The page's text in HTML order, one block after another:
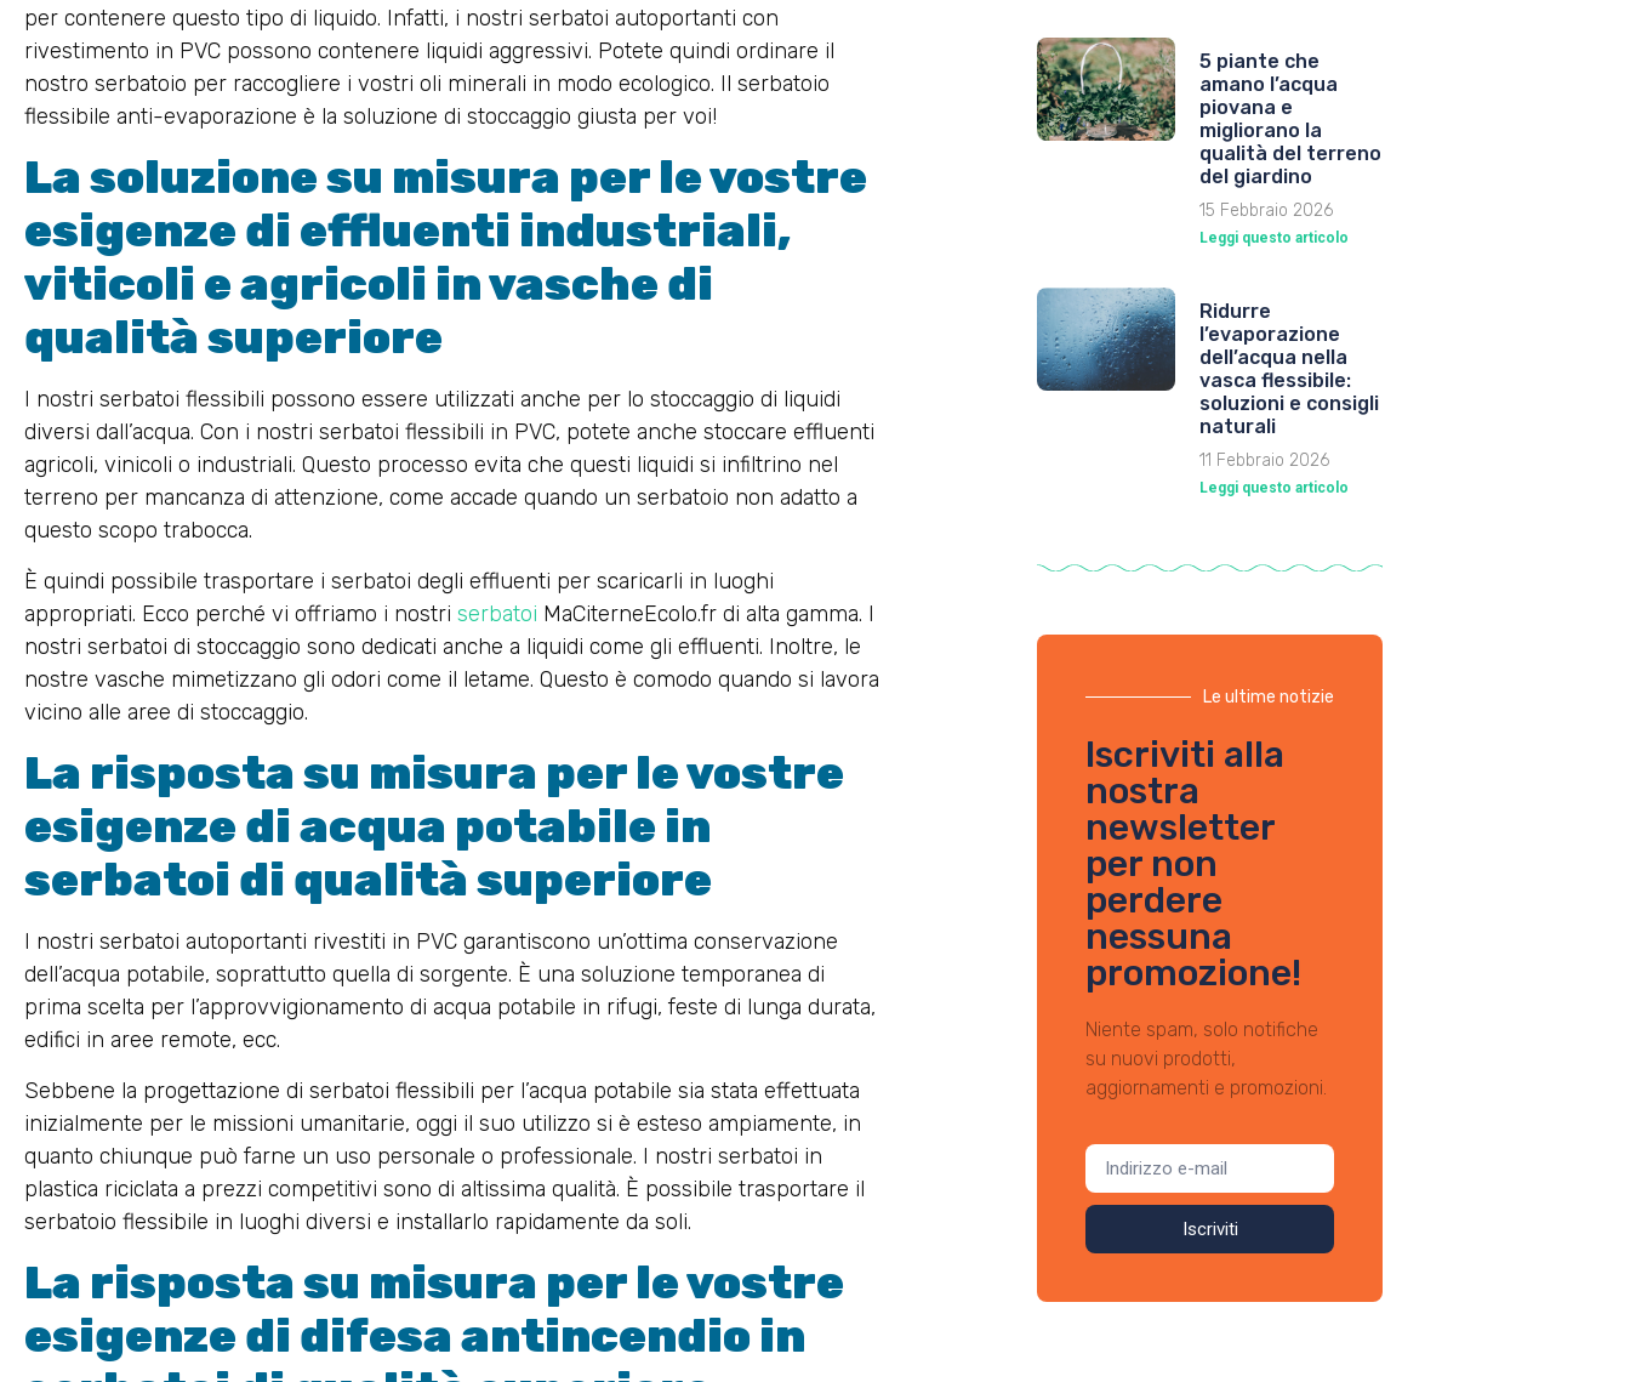
per contenere questo tipo di liquido. Infatti, i nostri serbatoi autoportanti con
rivestimento in PVC possono contenere liquidi aggressivi. Potete quindi ordinare il
nostro serbatoio per raccogliere i vostri oli minerali in modo ecologico. Il serbatoio
flessibile anti-evaporazione è la soluzione di stoccaggio giusta per voi!
La soluzione su misura per le vostre
esigenze di effluenti industriali,
viticoli e agricoli in vasche di
qualità superiore
I nostri serbatoi flessibili possono essere utilizzati anche per lo stoccaggio di liquidi
diversi dall’acqua. Con i nostri serbatoi flessibili in PVC, potete anche stoccare effluenti
agricoli, vinicoli o industriali. Questo processo evita che questi liquidi si infiltrino nel
terreno per mancanza di attenzione, come accade quando un serbatoio non adatto a
questo scopo trabocca.
È quindi possibile trasportare i serbatoi degli effluenti per scaricarli in luoghi
appropriati. Ecco perché vi offriamo i nostri serbatoi MaCiterneEcolo.fr di alta gamma. I
nostri serbatoi di stoccaggio sono dedicati anche a liquidi come gli effluenti. Inoltre, le
nostre vasche mimetizzano gli odori come il letame. Questo è comodo quando si lavora
vicino alle aree di stoccaggio.
La risposta su misura per le vostre
esigenze di acqua potabile in
serbatoi di qualità superiore
I nostri serbatoi autoportanti rivestiti in PVC garantiscono un’ottima conservazione
dell’acqua potabile, soprattutto quella di sorgente. È una soluzione temporanea di
prima scelta per l’approvvigionamento di acqua potabile in rifugi, feste di lunga durata,
edifici in aree remote, ecc.
Sebbene la progettazione di serbatoi flessibili per l’acqua potabile sia stata effettuata
inizialmente per le missioni umanitarie, oggi il suo utilizzo si è esteso ampiamente, in
quanto chiunque può farne un uso personale o professionale. I nostri serbatoi in
plastica riciclata a prezzi competitivi sono di altissima qualità. È possibile trasportare il
serbatoio flessibile in luoghi diversi e installarlo rapidamente da soli.
La risposta su misura per le vostre
esigenze di difesa antincendio in
5 piante che
amano l’acqua
piovana e
migliorano la
qualità del terreno
del giardino
15 Febbraio 2026
Leggi questo articolo
Ridurre
l’evaporazione
dell’acqua nella
vasca flessibile:
soluzioni e consigli
naturali
11 Febbraio 2026
Leggi questo articolo
Le ultime notizie
Iscriviti alla
nostra
newsletter
per non
perdere
nessuna
promozione!
Niente spam, solo notifiche
su nuovi prodotti,
aggiornamenti e promozioni.
Iscriviti